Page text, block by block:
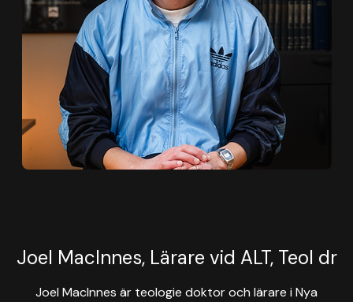
Joel MacInnes, Lärare vid ALT, Teol dr
Joel MacInnes är teologie doktor och lärare i Nya